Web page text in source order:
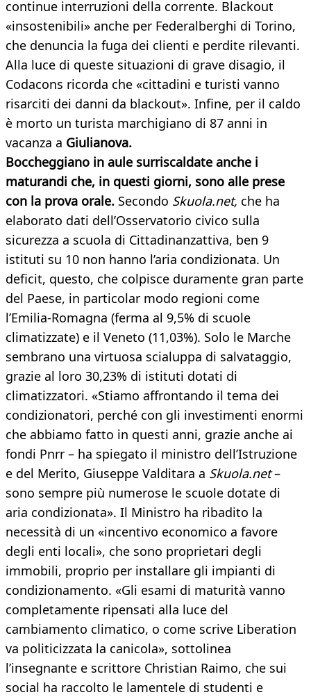
continue interruzioni della corrente. Blackout
«insostenibili» anche per Federalberghi di Torino,
che denuncia la fuga dei clienti e perdite rilevanti.
Alla luce di queste situazioni di grave disagio, il
Codacons ricorda che «cittadini e turisti vanno
risarciti dei danni da blackout». Infine, per il caldo
è morto un turista marchigiano di 87 anni in
vacanza a Giulianova.
Boccheggiano in aule surriscaldate anche i
maturandi che, in questi giorni, sono alle prese
con la prova orale. Secondo Skuola.net, che ha
elaborato dati dell’Osservatorio civico sulla
sicurezza a scuola di Cittadinanzattiva, ben 9
istituti su 10 non hanno l’aria condizionata. Un
deficit, questo, che colpisce duramente gran parte
del Paese, in particolar modo regioni come
l’Emilia-Romagna (ferma al 9,5% di scuole
climatizzate) e il Veneto (11,03%). Solo le Marche
sembrano una virtuosa scialuppa di salvataggio,
grazie al loro 30,23% di istituti dotati di
climatizzatori. «Stiamo affrontando il tema dei
condizionatori, perché con gli investimenti enormi
che abbiamo fatto in questi anni, grazie anche ai
fondi Pnrr – ha spiegato il ministro dell’Istruzione
e del Merito, Giuseppe Valditara a Skuola.net–
sono sempre più numerose le scuole dotate di
aria condizionata». Il Ministro ha ribadito la
necessità di un «incentivo economico a favore
degli enti locali», che sono proprietari degli
immobili, proprio per installare gli impianti di
condizionamento. «Gli esami di maturità vanno
completamente ripensati alla luce del
cambiamento climatico, o come scrive Liberation
va politicizzata la canicola», sottolinea
l’insegnante e scrittore Christian Raimo, che sui
social ha raccolto le lamentele di studenti e